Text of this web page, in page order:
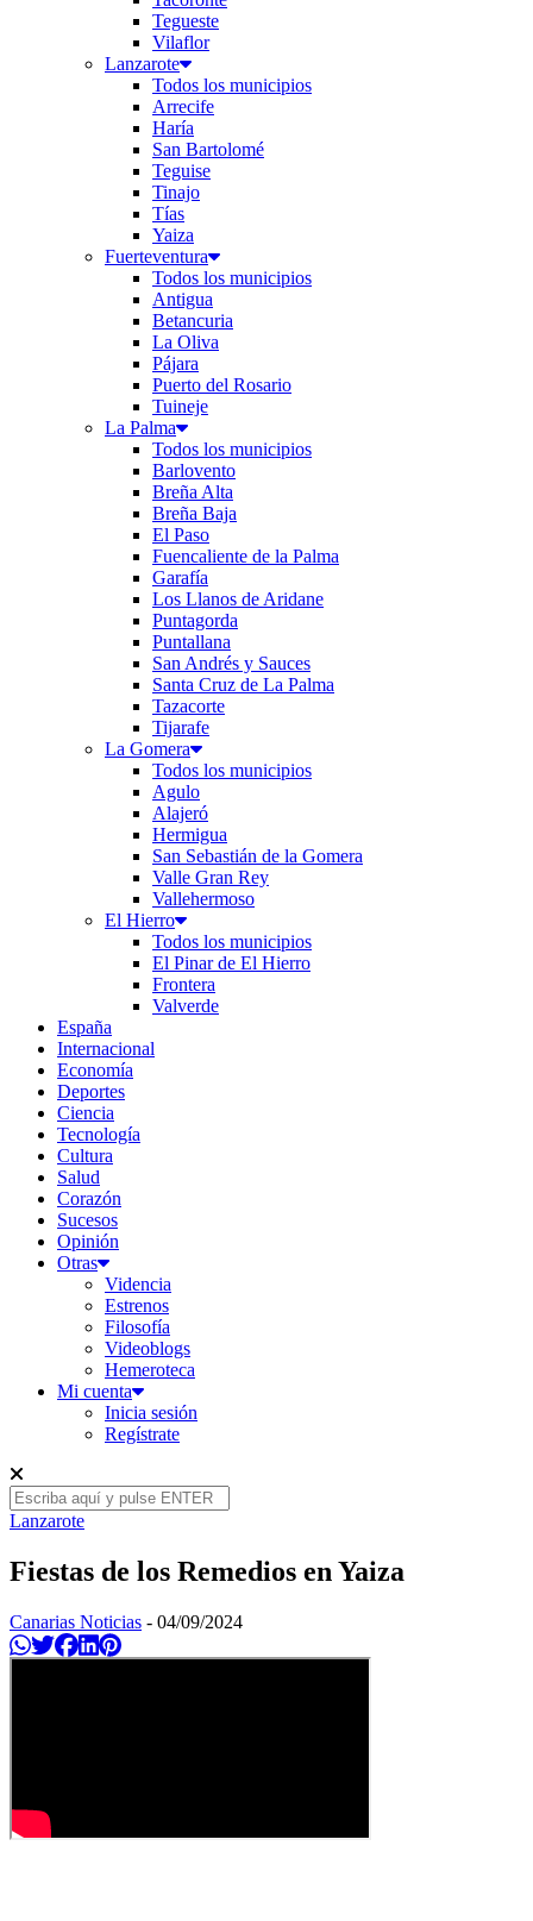
Tegueste
Vilaflor
Lanzarote
Todos los municipios
Arrecife
Haría
San Bartolomé
Teguise
Tinajo
Tías
Yaiza
Fuerteventura
Todos los municipios
Antigua
Betancuria
La Oliva
Pájara
Puerto del Rosario
Tuineje
La Palma
Todos los municipios
Barlovento
Breña Alta
Breña Baja
El Paso
Fuencaliente de la Palma
Garafía
Los Llanos de Aridane
Puntagorda
Puntallana
San Andrés y Sauces
Santa Cruz de La Palma
Tazacorte
Tijarafe
La Gomera
Todos los municipios
Agulo
Alajeró
Hermigua
San Sebastián de la Gomera
Valle Gran Rey
Vallehermoso
El Hierro
Todos los municipios
El Pinar de El Hierro
Frontera
Valverde
España
Internacional
Economía
Deportes
Ciencia
Tecnología
Cultura
Salud
Corazón
Sucesos
Opinión
Otras
Videncia
Estrenos
Filosofía
Videoblogs
Hemeroteca
Mi cuenta
Inicia sesión
Regístrate
Lanzarote
Fiestas de los Remedios en Yaiza
Canarias Noticias - 04/09/2024
Compartir en Whatsapp
Twittear
Compartir en Facebook
Compartir en Linkedin
Compartir en Pinterest